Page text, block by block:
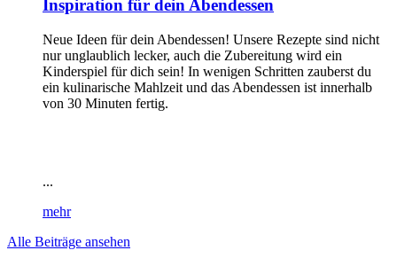
Inspiration für dein Abendessen
Neue Ideen für dein Abendessen! Unsere Rezepte sind nicht
nur unglaublich lecker, auch die Zubereitung wird ein
Kinderspiel für dich sein! In wenigen Schritten zauberst du
ein kulinarische Mahlzeit und das Abendessen ist innerhalb
von 30 Minuten fertig.
...
mehr
Alle Beiträge ansehen